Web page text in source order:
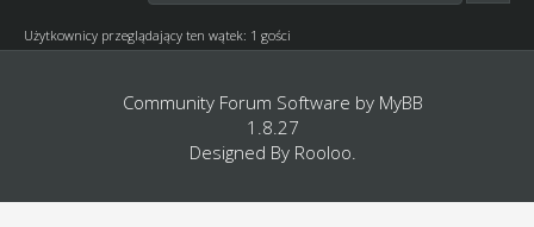
Użytkownicy przeglądający ten wątek: 1 gości
Community Forum Software by MyBB
1.8.27
Designed By Rooloo